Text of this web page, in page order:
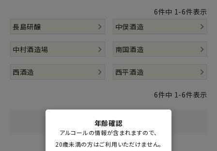
年齢確認
アルコールの情報が含まれますので、
20歳未満の方はご利用いただけません。
6件中 1-6件表示
長島研醸
中俣酒造
中村酒造場 南国酒造
西酒造 西平酒造
6件中 1-6件表示